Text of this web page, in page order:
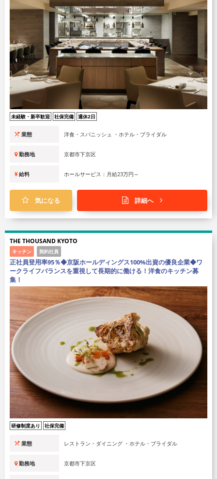
未経験・新卒歓迎 社保完備 週休2日
業態 洋食・スパニッシュ ・ホテル・ブライダル
勤務地 京都市下京区
給料 ホールサービス：月給23万円～
気になる 詳細へ
THE THOUSAND KYOTO
キッチン 契約社員
正社員登用率95％◆京阪ホールディングス100%出資の優良企業◆ワ
ークライフバランスを重視して長期的に働ける！洋食のキッチン募
集！
研修制度あり 社保完備
業態 レストラン・ダイニング ・ホテル・ブライダル
勤務地 京都市下京区